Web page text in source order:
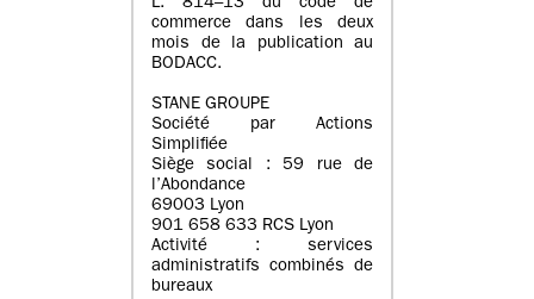
L. 814–13 du code de
commerce dans les deux
mois de la publication au
BODACC.
STANE GROUPE
Société par Actions
Simplifiée
Siège social : 59 rue de
l’Abondance
69003 Lyon
901 658 633 RCS Lyon
Activité : services
administratifs combinés de
bureaux